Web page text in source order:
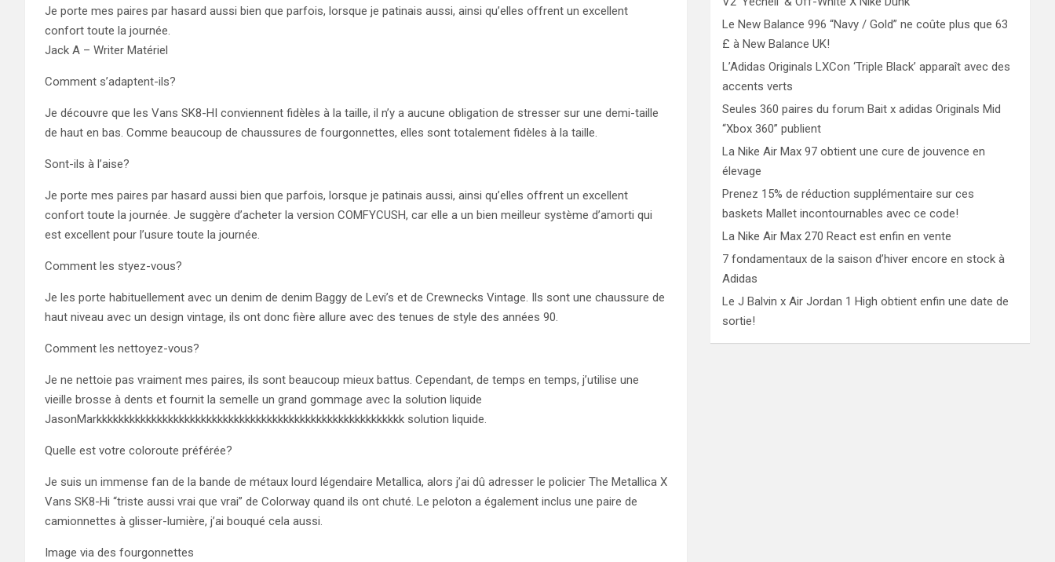
Je porte mes paires par hasard aussi bien que parfois, lorsque je patinais aussi, ainsi qu’elles offrent un excellent
confort toute la journée.
Jack A – Writer Matériel
Comment s’adaptent-ils?
Je découvre que les Vans SK8-HI conviennent fidèles à la taille, il n’y a aucune obligation de stresser sur une demi-taille
de haut en bas. Comme beaucoup de chaussures de fourgonnettes, elles sont totalement fidèles à la taille.
Sont-ils à l’aise?
Je porte mes paires par hasard aussi bien que parfois, lorsque je patinais aussi, ainsi qu’elles offrent un excellent
confort toute la journée. Je suggère d’acheter la version COMFYCUSH, car elle a un bien meilleur système d’amorti qui
est excellent pour l’usure toute la journée.
Comment les styez-vous?
Je les porte habituellement avec un denim de denim Baggy de Levi’s et de Crewnecks Vintage. Ils sont une chaussure de
haut niveau avec un design vintage, ils ont donc fière allure avec des tenues de style des années 90.
Comment les nettoyez-vous?
Je ne nettoie pas vraiment mes paires, ils sont beaucoup mieux battus. Cependant, de temps en temps, j’utilise une
vieille brosse à dents et fournit la semelle un grand gommage avec la solution liquide
JasonMarkkkkkkkkkkkkkkkkkkkkkkkkkkkkkkkkkkkkkkkkkkkkkkkkkkkkkkkk solution liquide.
Quelle est votre coloroute préférée?
Je suis un immense fan de la bande de métaux lourd légendaire Metallica, alors j’ai dû adresser le policier The Metallica X
Vans SK8-Hi “triste aussi vrai que vrai” de Colorway quand ils ont chuté. Le peloton a également inclus une paire de
camionnettes à glisser-lumière, j’ai bouqué cela aussi.
Image via des fourgonnettes
Le New Balance 996 “Navy / Gold” ne coûte plus que 63
£ à New Balance UK!
L’Adidas Originals LXCon ‘Triple Black’ apparaît avec des
accents verts
Seules 360 paires du forum Bait x adidas Originals Mid
“Xbox 360” publient
La Nike Air Max 97 obtient une cure de jouvence en
élevage
Prenez 15% de réduction supplémentaire sur ces
baskets Mallet incontournables avec ce code!
La Nike Air Max 270 React est enfin en vente
7 fondamentaux de la saison d’hiver encore en stock à
Adidas
Le J Balvin x Air Jordan 1 High obtient enfin une date de
sortie!